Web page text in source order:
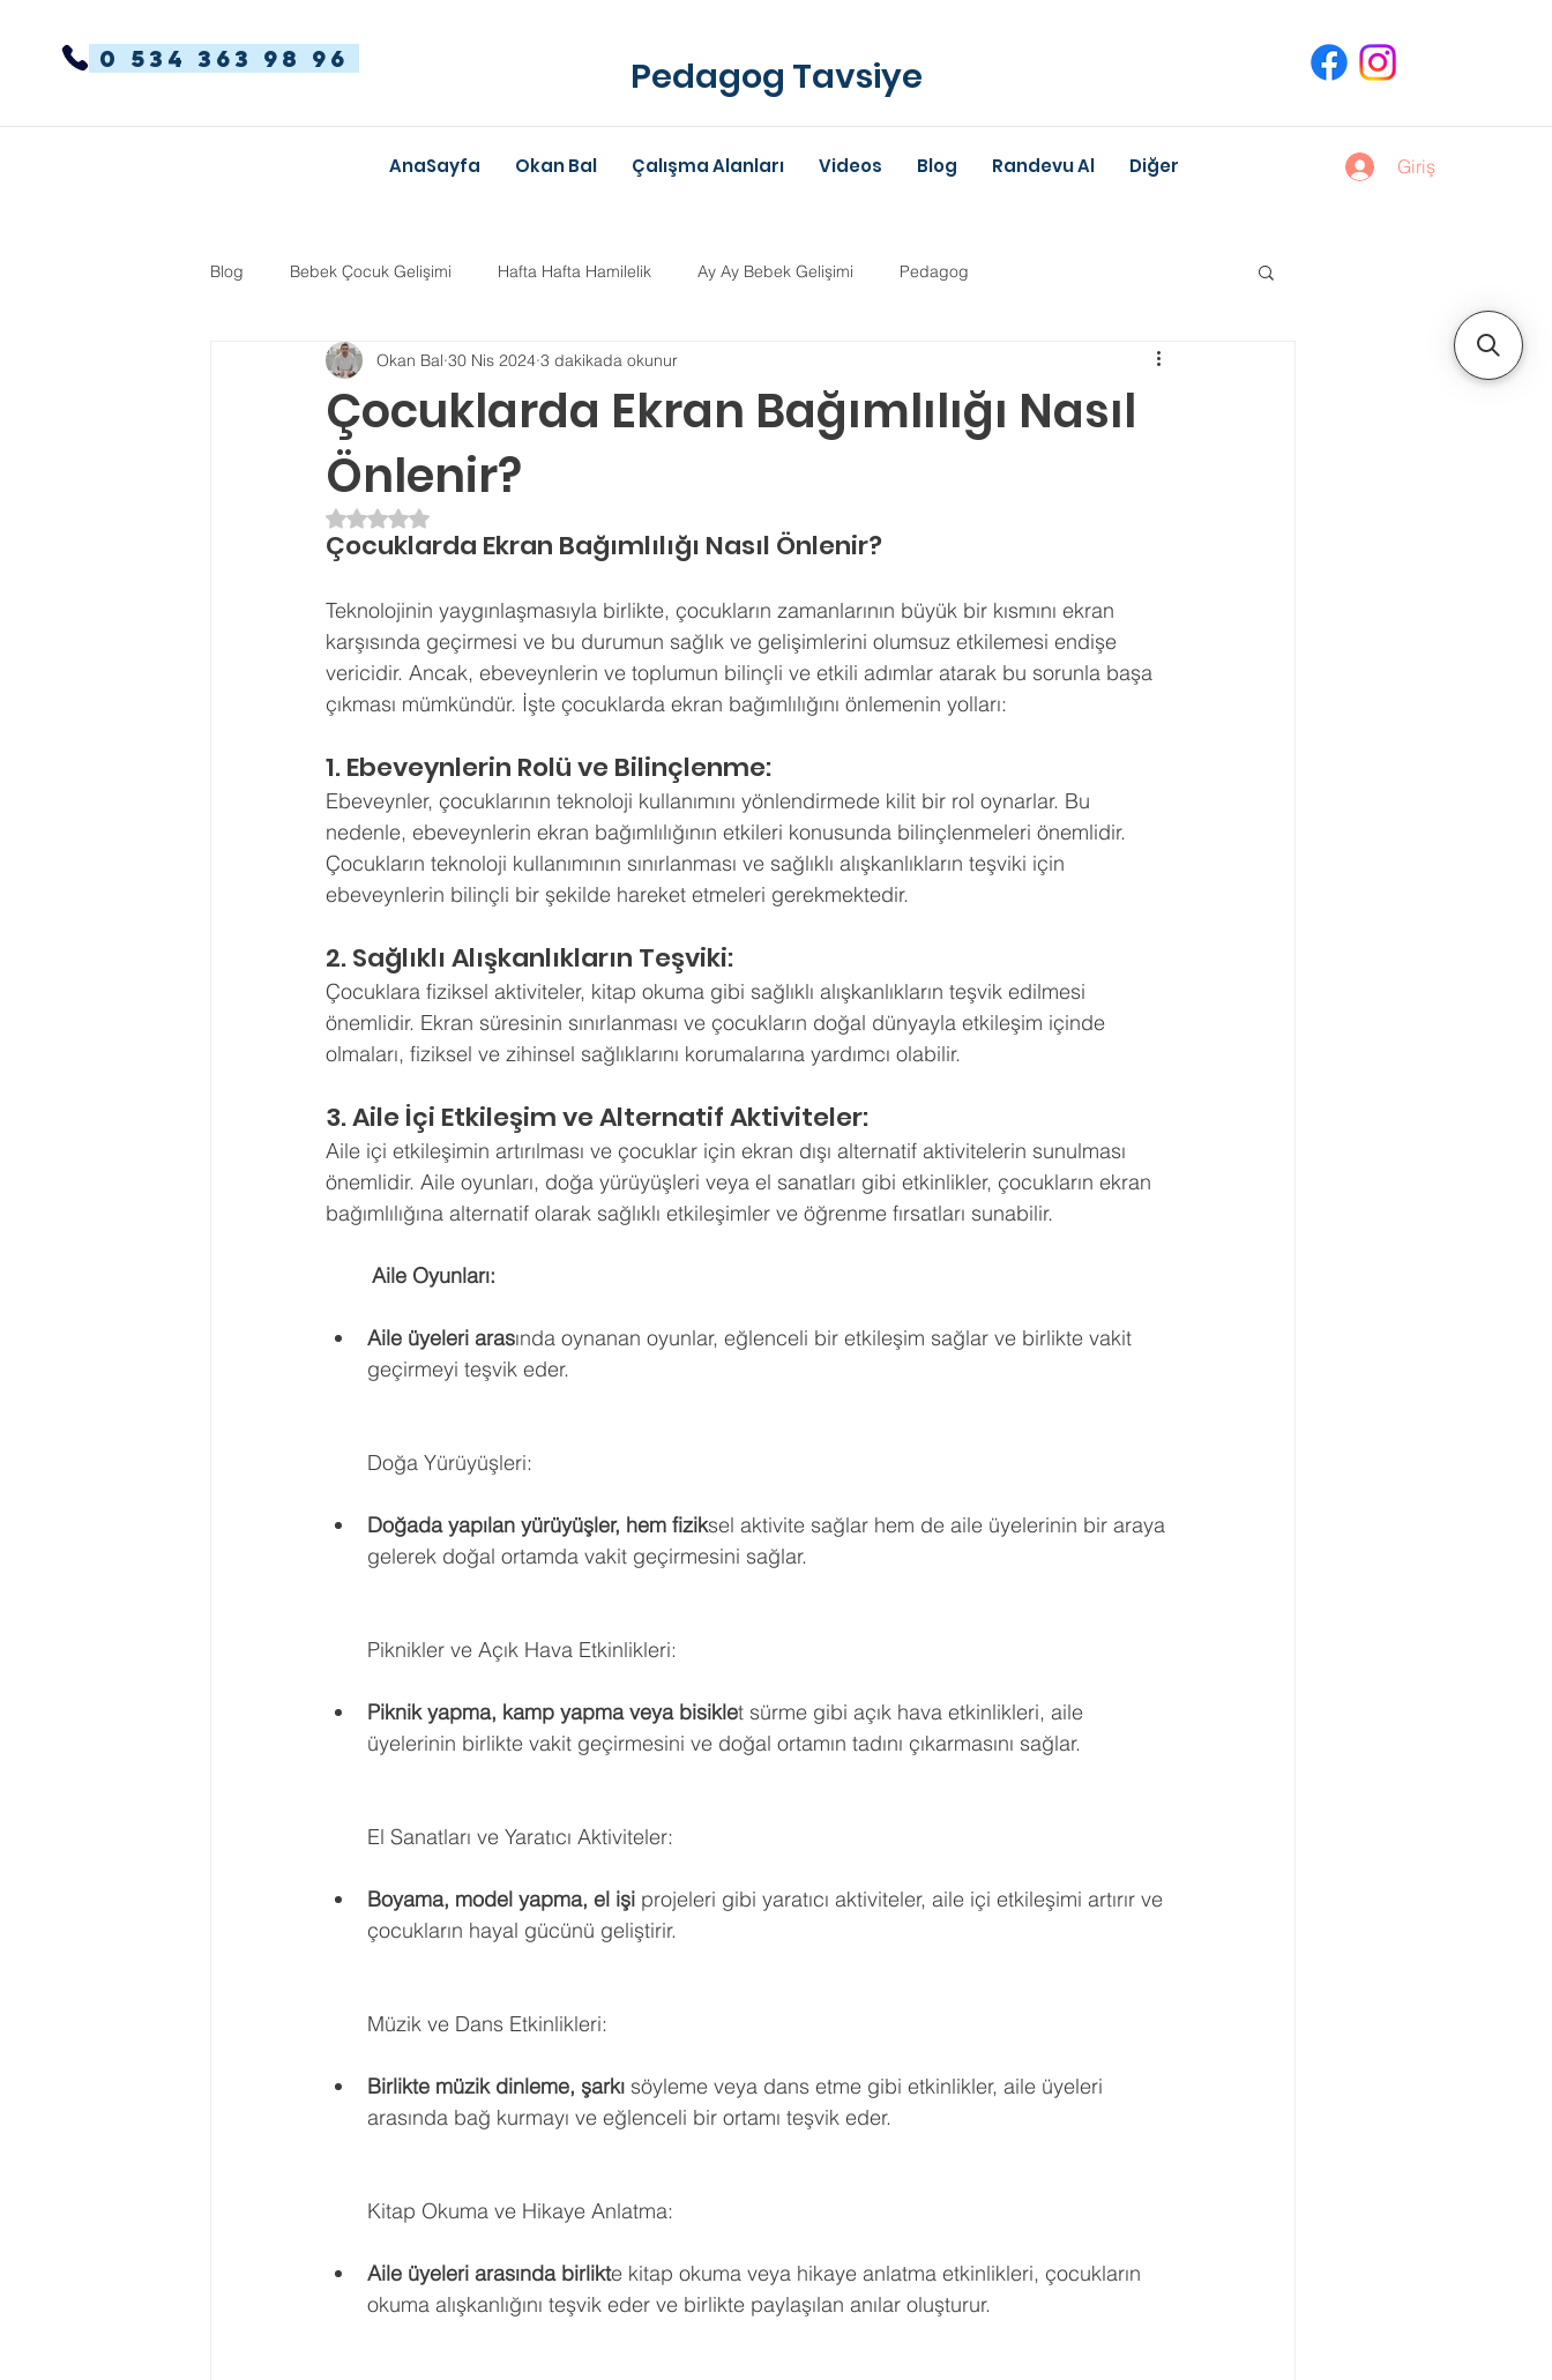
0 534 363 98 96 Pedagog Tavsiye
AnaSayfa Okan Bal Çalışma Alanları Videos Blog Randevu Al Diğer Giriş
Blog Bebek Çocuk Gelişimi Hafta Hafta Hamilelik Ay Ay Bebek Gelişimi Pedagog
Dikkat Dağınıklığı Hiperaktivite Anne-Baba Eğitimi
TYT-AYT Eğitim Danışmanlığı
Ergenlik Danışmanlığı PDR Rehberlik Psikoloji Tercih Danışmanı
Evlilik Terapisi
Çocuklarda Ekran Bağımlılığı Nasıl
Önlenir?
Okan Bal 30 Nis 2024 3 dakikada okunur
5 üzerinden NaN yıldız
Çocuklarda Ekran Bağımlılığı Nasıl Önlenir?
Teknolojinin yaygınlaşmasıyla birlikte, çocukların zamanlarının büyük bir kısmını ekran
karşısında geçirmesi ve bu durumun sağlık ve gelişimlerini olumsuz etkilemesi endişe
vericidir. Ancak, ebeveynlerin ve toplumun bilinçli ve etkili adımlar atarak bu sorunla başa
çıkması mümkündür. İşte çocuklarda ekran bağımlılığını önlemenin yolları:
1. Ebeveynlerin Rolü ve Bilinçlenme:
Ebeveynler, çocuklarının teknoloji kullanımını yönlendirmede kilit bir rol oynarlar. Bu
nedenle, ebeveynlerin ekran bağımlılığının etkileri konusunda bilinçlenmeleri önemlidir.
Çocukların teknoloji kullanımının sınırlanması ve sağlıklı alışkanlıkların teşviki için
ebeveynlerin bilinçli bir şekilde hareket etmeleri gerekmektedir.
2. Sağlıklı Alışkanlıkların Teşviki:
Çocuklara fiziksel aktiviteler, kitap okuma gibi sağlıklı alışkanlıkların teşvik edilmesi
önemlidir. Ekran süresinin sınırlanması ve çocukların doğal dünyayla etkileşim içinde
olmaları, fiziksel ve zihinsel sağlıklarını korumalarına yardımcı olabilir.
3. Aile İçi Etkileşim ve Alternatif Aktiviteler:
Aile içi etkileşimin artırılması ve çocuklar için ekran dışı alternatif aktivitelerin sunulması
önemlidir. Aile oyunları, doğa yürüyüşleri veya el sanatları gibi etkinlikler, çocukların ekran
bağımlılığına alternatif olarak sağlıklı etkileşimler ve öğrenme fırsatları sunabilir.
        Aile Oyunları:
Aile üyeleri arasında oynanan oyunlar, eğlenceli bir etkileşim sağlar ve birlikte vakit
geçirmeyi teşvik eder.
Doğa Yürüyüşleri:
Doğada yapılan yürüyüşler, hem fiziksel aktivite sağlar hem de aile üyelerinin bir araya
gelerek doğal ortamda vakit geçirmesini sağlar.
Piknikler ve Açık Hava Etkinlikleri:
Piknik yapma, kamp yapma veya bisiklet sürme gibi açık hava etkinlikleri, aile
üyelerinin birlikte vakit geçirmesini ve doğal ortamın tadını çıkarmasını sağlar.
El Sanatları ve Yaratıcı Aktiviteler:
Boyama, model yapma, el işi projeleri gibi yaratıcı aktiviteler, aile içi etkileşimi artırır ve
çocukların hayal gücünü geliştirir.
Müzik ve Dans Etkinlikleri:
Birlikte müzik dinleme, şarkı söyleme veya dans etme gibi etkinlikler, aile üyeleri
arasında bağ kurmayı ve eğlenceli bir ortamı teşvik eder.
Kitap Okuma ve Hikaye Anlatma:
Aile üyeleri arasında birlikte kitap okuma veya hikaye anlatma etkinlikleri, çocukların
okuma alışkanlığını teşvik eder ve birlikte paylaşılan anılar oluşturur.